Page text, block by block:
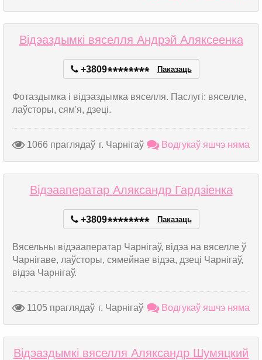
Відэаздымкі вяселля Андрэй Аляксеенка
+3809******** Паказаць
Фотаздымка і відэаздымка вяселля. Паслугі: вяселле,
лаўсторы, сям'я, дзеці.
1066 праглядаў г. Чарнігаў Водгукаў яшчэ няма
Відэааператар Аляксандр Гардзіенка
+3809******** Паказаць
Вясельны відэааператар Чарнігаў, відэа на вяселле ў
Чарнігаве, лаўсторы, сямейнае відэа, дзеці Чарнігаў,
відэа Чарнігаў.
1105 праглядаў г. Чарнігаў Водгукаў яшчэ няма
Відэаздымкі вяселля Аляксандр Шумяцкий